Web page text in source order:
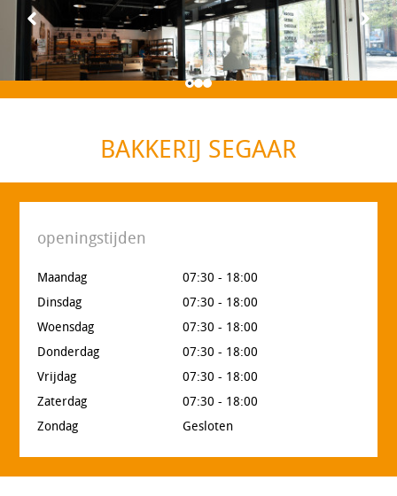
BAKKERIJ SEGAAR
openingstijden
Maandag
07:30 - 18:00
Dinsdag
07:30 - 18:00
Woensdag
07:30 - 18:00
Donderdag
07:30 - 18:00
Vrijdag
07:30 - 18:00
Zaterdag
07:30 - 18:00
Zondag
Gesloten